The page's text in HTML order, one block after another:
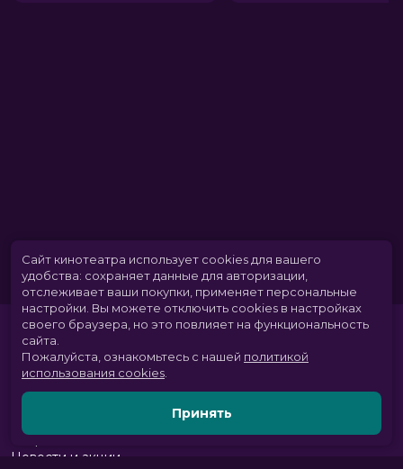
Скоро в кино
Новости и акции
Сайт кинотеатра использует cookies для вашего
удобства: сохраняет данные для авторизации,
отслеживает ваши покупки, применяет персональные
настройки. Вы можете отключить cookies в настройках
своего браузера, но это повлияет на функциональность
сайта.
Пожалуйста, ознакомьтесь с нашей политикой
использования cookies
Принять